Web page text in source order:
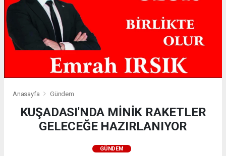
Anasayfa Gündem
KUŞADASI'NDA MİNİK RAKETLER
GELECEĞE HAZIRLANIYOR
GÜNDEM